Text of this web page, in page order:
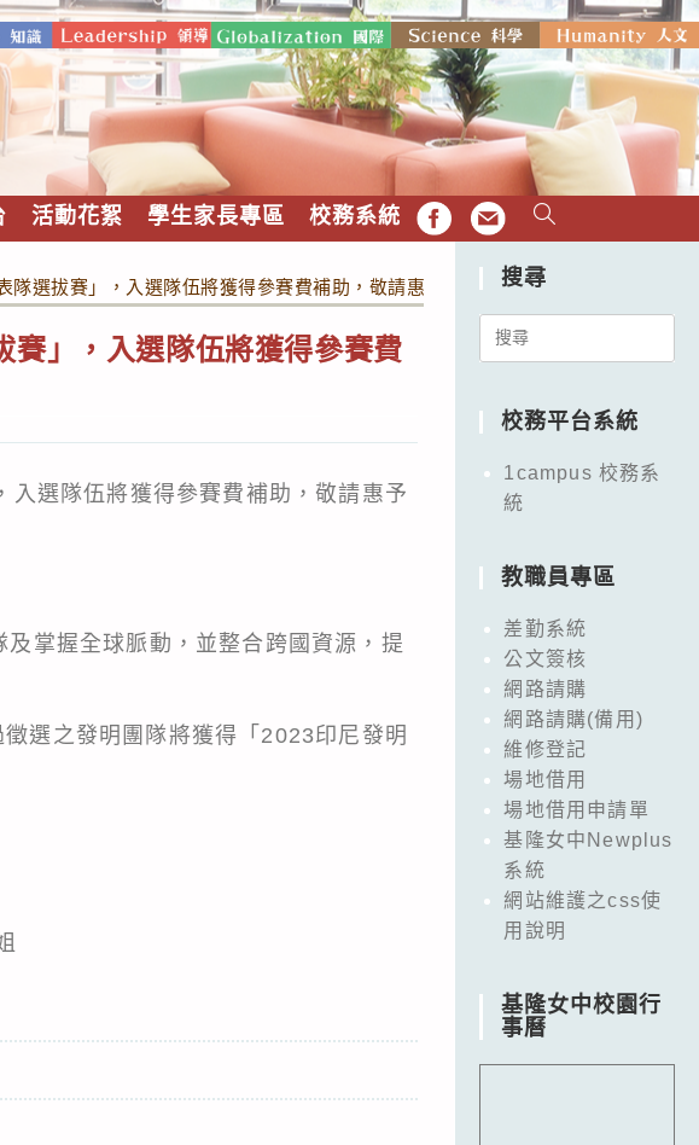
活動花絮 學生家長專區 校務系統 FB EMAIL
隊選拔賽」，入選隊伍將獲得參賽費補助，敬請惠予公告並轉知 貴校師生踴躍參加
賽」，入選隊伍將獲得參賽費
選隊伍將獲得參賽費補助，敬請惠予
掌握全球脈動，並整合跨國資源，提
選之發明團隊將獲得「2023印尼發明
搜尋
Search
校務平台系統
1campus 校務系
統
教職員專區
差勤系統
公文簽核
網路請購
網路請購(備用)
維修登記
場地借用
場地借用申請單
基隆女中Newplus
系統
網站維護之css使
用說明
基隆女中校園行
事曆